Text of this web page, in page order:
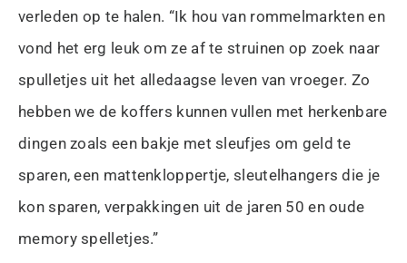
verleden op te halen. “Ik hou van rommelmarkten en
vond het erg leuk om ze af te struinen op zoek naar
spulletjes uit het alledaagse leven van vroeger. Zo
hebben we de koffers kunnen vullen met herkenbare
dingen zoals een bakje met sleufjes om geld te
sparen, een mattenkloppertje, sleutelhangers die je
kon sparen, verpakkingen uit de jaren 50 en oude
memory spelletjes.”